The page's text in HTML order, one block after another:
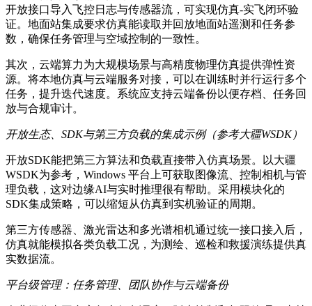
开放接口导入飞控日志与传感器流，可实现仿真-实飞闭环验
证。地面站集成要求仿真能读取并回放地面站遥测和任务参
数，确保任务管理与空域控制的一致性。
其次，云端算力为大规模场景与高精度物理仿真提供弹性资
源。将本地仿真与云端服务对接，可以在训练时并行运行多个
任务，提升迭代速度。系统应支持云端备份以便存档、任务回
放与合规审计。
开放生态、SDK与第三方负载的集成示例（参考大疆WSDK）
开放SDK能把第三方算法和负载直接带入仿真场景。以大疆
WSDK为参考，Windows 平台上可获取图像流、控制相机与管
理负载，这对边缘AI与实时推理很有帮助。采用模块化的
SDK集成策略，可以缩短从仿真到实机验证的周期。
第三方传感器、激光雷达和多光谱相机通过统一接口接入后，
仿真就能模拟各类负载工况，为测绘、巡检和救援演练提供真
实数据流。
平台级管理：任务管理、团队协作与云端备份